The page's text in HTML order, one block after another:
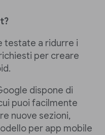
testate a ridurre i
per creare
dispone di
puoi facilmente
nuove sezioni,
per app mobile